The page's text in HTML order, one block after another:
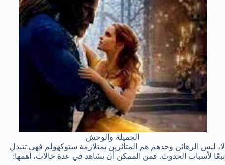
الجميلة والوحش
لا، ليس الرهائن وحدهم هم المتأثرين بمتلازمة ستوكهولم فهي تتبدل
تبعًا لأسباب الحدوث. فمن الممكن أن تشاهد في عدة حالات، أهمها: